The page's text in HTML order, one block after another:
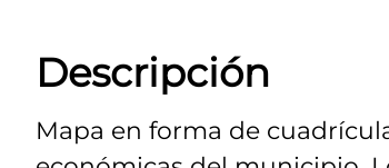
Descripción
Mapa en forma de